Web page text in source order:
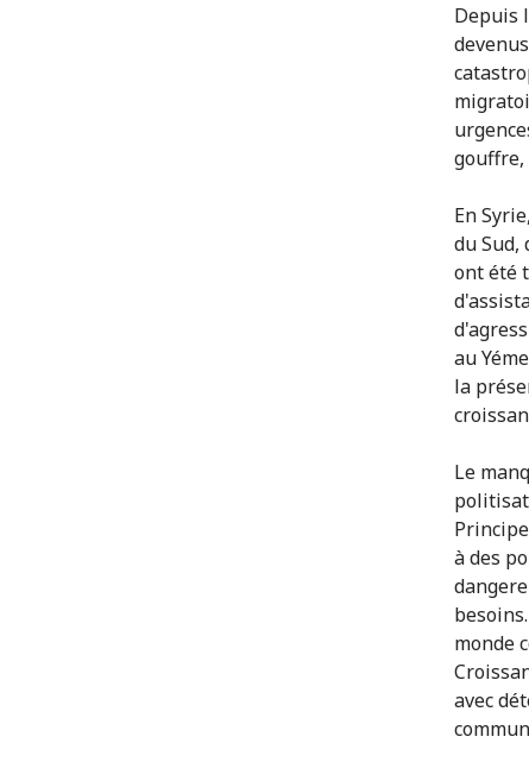
Depuis
gouffre,
En
du Sud,
ont été
au
la
Le
à des
monde
avec